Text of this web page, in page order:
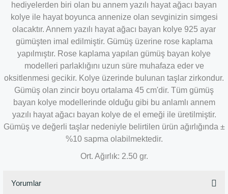
hediyelerden biri olan bu annem yazılı hayat ağacı bayan
kolye ile hayat boyunca annenize olan sevginizin simgesi
olacaktır. Annem yazılı hayat ağacı bayan kolye 925 ayar
gümüşten imal edilmiştir. Gümüş üzerine rose kaplama
yapılmıştır. Rose kaplama yapılan gümüş bayan kolye
modelleri parlaklığını uzun süre muhafaza eder ve
oksitlenmesi gecikir. Kolye üzerinde bulunan taşlar zirkondur.
Gümüş olan zincir boyu ortalama 45 cm'dir. Tüm gümüş
bayan kolye modellerinde olduğu gibi bu anlamlı annem
yazılı hayat ağacı bayan kolye de el emeği ile üretilmiştir.
Gümüş ve değerli taşlar nedeniyle belirtilen ürün ağırlığında ±
%10 sapma olabilmektedir.
Ort. Ağırlık: 2.50 gr.
Yorumlar